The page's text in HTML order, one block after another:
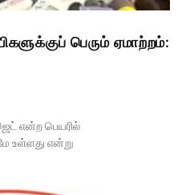
பெரும் ஏமாற்றம்:
என்ற பெயரில்
உள்ளது என்று